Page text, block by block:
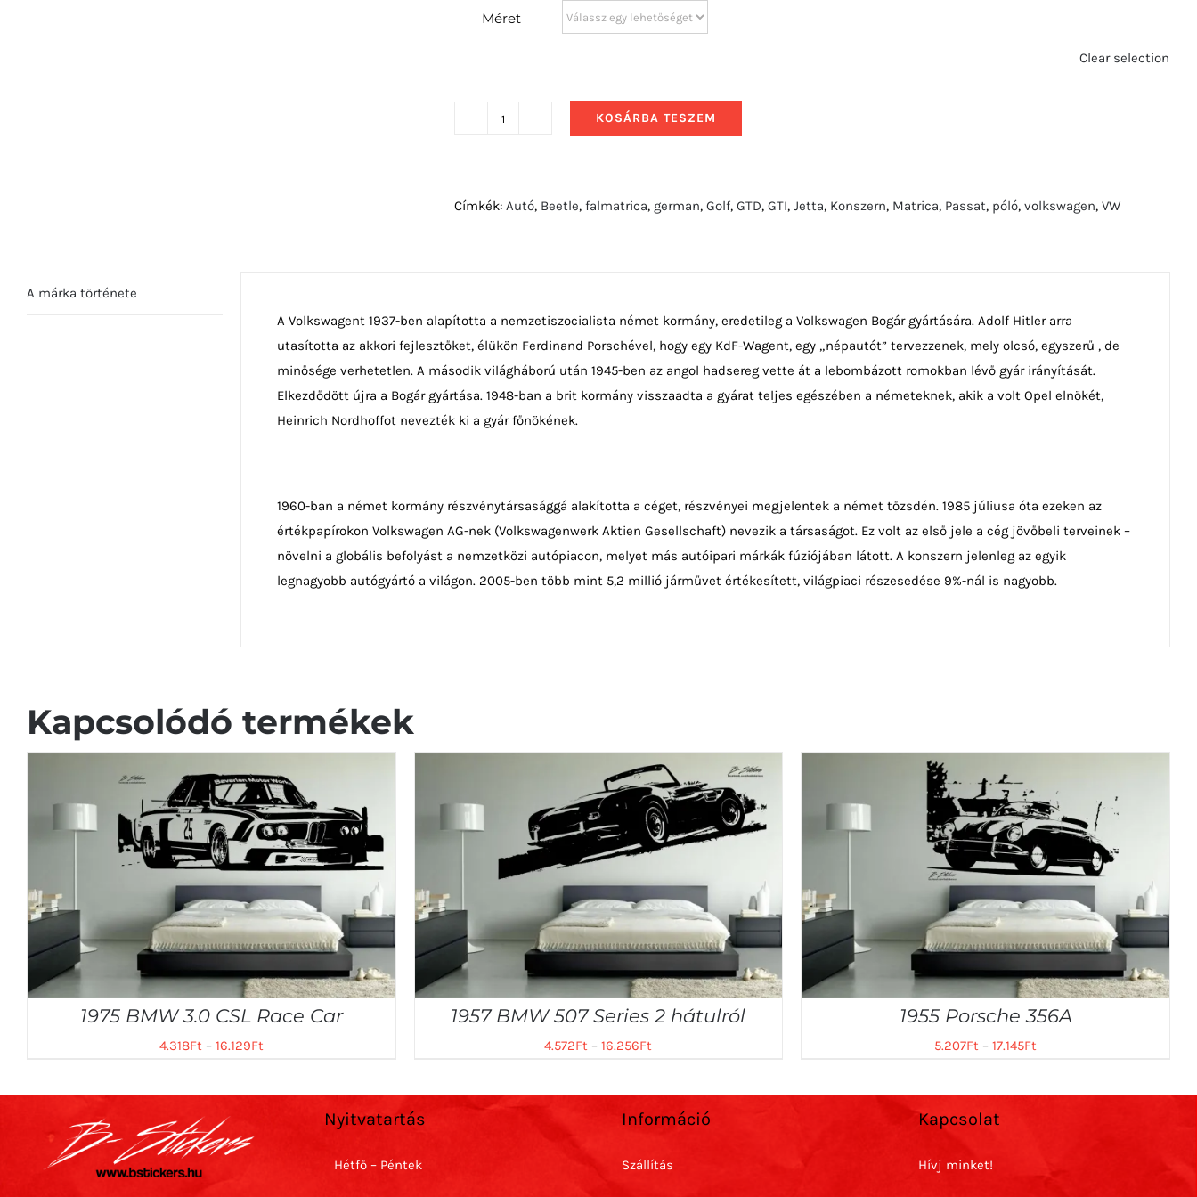
Méret
Clear selection
R-
KOSÁRBA TESZEM
Címkék: Autó, Beetle, falmatrica, german, Golf, GTD, GTI, Jetta, Konszern, Matrica, Passat, póló, volkswagen, VW
A márka története
A Volkswagent 1937-ben alapította a nemzetiszocialista német kormány, eredetileg a Volkswagen Bogár gyártására. Adolf Hitler arra
utasította az akkori fejlesztőket, élükön Ferdinand Porschével, hogy egy KdF-Wagent, egy „népautót” tervezzenek, mely olcsó, egyszerű , de
minősége verhetetlen. A második világháború után 1945-ben az angol hadsereg vette át a lebombázott romokban lévő gyár irányítását.
Elkezdődött újra a Bogár gyártása. 1948-ban a brit kormány visszaadta a gyárat teljes egészében a németeknek, akik a volt Opel elnökét,
Heinrich Nordhoffot nevezték ki a gyár főnökének.
1960-ban a német kormány részvénytársasággá alakította a céget, részvényei megjelentek a német tőzsdén. 1985 júliusa óta ezeken az
értékpapírokon Volkswagen AG-nek (Volkswagenwerk Aktien Gesellschaft) nevezik a társaságot. Ez volt az első jele a cég jövőbeli terveinek –
növelni a globális befolyást a nemzetközi autópiacon, melyet más autóipari márkák fúziójában látott. A konszern jelenleg az egyik
legnagyobb autógyártó a világon. 2005-ben több mint 5,2 millió járművet értékesített, világpiaci részesedése 9%-nál is nagyobb.
Kapcsolódó termékek
1975 BMW 3.0 CSL Race Car
4.318Ft– 16.129Ft
1957 BMW 507 Series 2 hátulról
4.572Ft –16.256Ft
1955 Porsche 356A
5.207Ft –17.145Ft
Nyitvatartás
Hétfő – Péntek
Információ
Szállítás
Kapcsolat
Hívj minket!